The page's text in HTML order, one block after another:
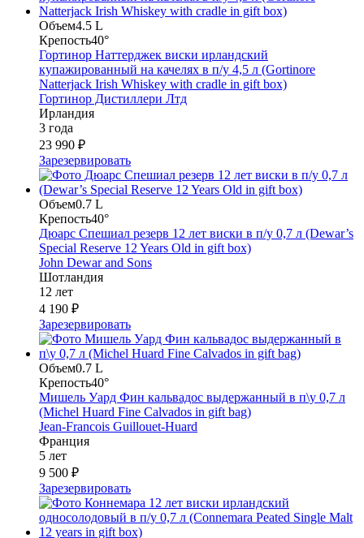
Объем4.5 L
Крепость40°
Гортинор Наттерджек виски ирландский
купажированный на качелях в п/у 4,5 л (Gortinore
Natterjack Irish Whiskey with cradle in gift box)
Гортинор Дистиллери Лтд
Ирландия
3 года
23 990 ₽
Зарезервировать
Объем0.7 L
Крепость40°
Дюарс Спешиал резерв 12 лет виски в п/у 0,7 л (Dewar’s
Special Reserve 12 Years Old in gift box)
John Dewar and Sons
Шотландия
12 лет
4 190 ₽
Зарезервировать
Объем0.7 L
Крепость40°
Мишель Уард Фин кальвадос выдержанный в п\у 0,7 л
(Michel Huard Fine Calvados in gift bag)
Jean-Francois Guillouet-Huard
Франция
5 лет
9 500 ₽
Зарезервировать